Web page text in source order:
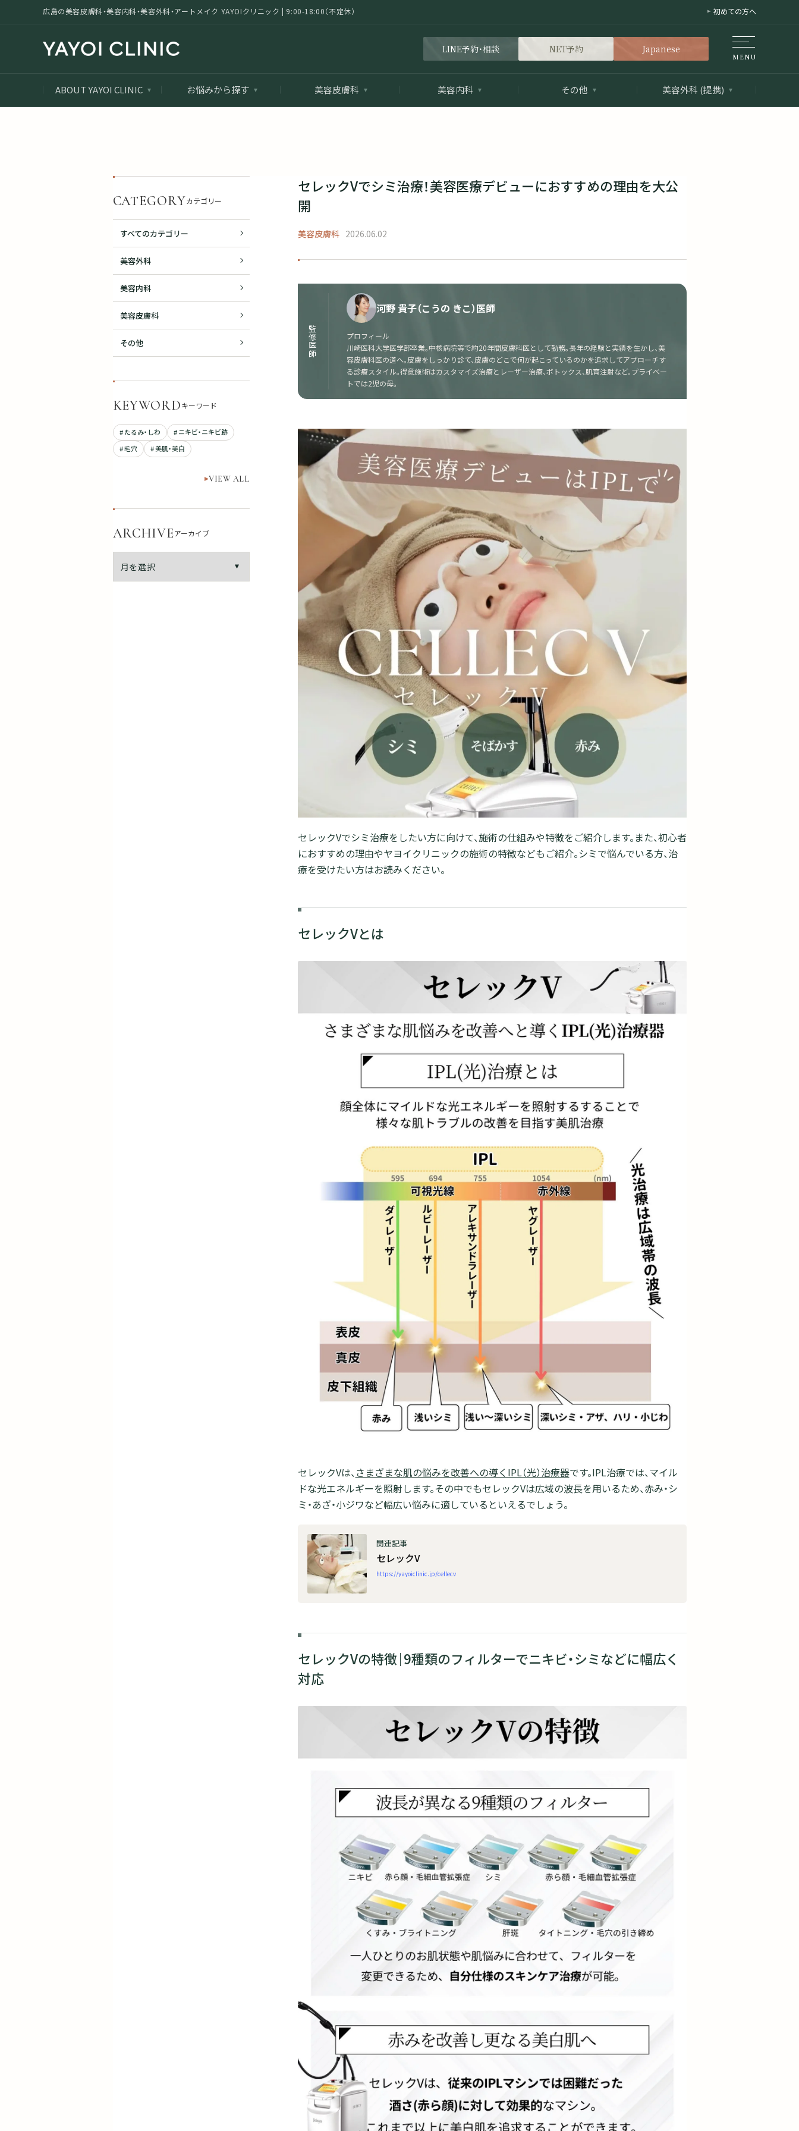
広島の美容皮膚科・美容内科・美容外科・アートメイク YAYOIクリニック | 9:00-18:00（不定休） 初めての方へ
LINE予約・相談 NET予約 Japanese
ABOUT YAYOI CLINIC お悩みから探す 美容皮膚科 美容内科 その他 美容外科 (提携)
セレックVでシミ治療！美容医療デビューにおすすめの理由を大公
開
美容皮膚科 2026.06.02
監修医師
河野 貴子（こうの きこ）医師
プロフィール
川崎医科大学医学部卒業。中核病院等で約20年間皮膚科医として勤務。長年の経験と実績を生かし、美
容皮膚科医の道へ。皮膚をしっかり診て、皮膚のどこで何が起こっているのかを追求してアプローチす
る診療スタイル。得意施術はカスタマイズ治療とレーザー治療、ボトックス、肌育注射など。プライベー
トでは2児の母。
セレックVでシミ治療をしたい方に向けて、施術の仕組みや特徴をご紹介します。また、初心者
におすすめの理由やヤヨイクリニックの施術の特徴などもご紹介。シミで悩んでいる方、治
療を受けたい方はお読みください。
セレックVとは
セレックVは、さまざまな肌の悩みを改善への導くIPL（光）治療器です。IPL治療では、マイル
ドな光エネルギーを照射します。その中でもセレックVは広域の波長を用いるため、赤み・シ
ミ・あざ・小ジワなど幅広い悩みに適しているといえるでしょう。
セレックV
https://yayoiclinic.jp/cellecv
セレックVの特徴｜9種類のフィルターでニキビ・シミなどに幅広く
対応
CATEGORYカテゴリー
すべてのカテゴリー
美容外科
美容内科
美容皮膚科
その他
KEYWORDキーワード
# たるみ・しわ
# ニキビ・ニキビ跡
# 毛穴
# 美肌・美白
VIEW ALL
ARCHIVEアーカイブ